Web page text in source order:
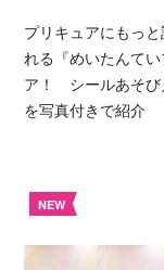
プリキュアにもっ
れる『めいたんて
ア！ シールあそび
を写真付きで紹介
NEW